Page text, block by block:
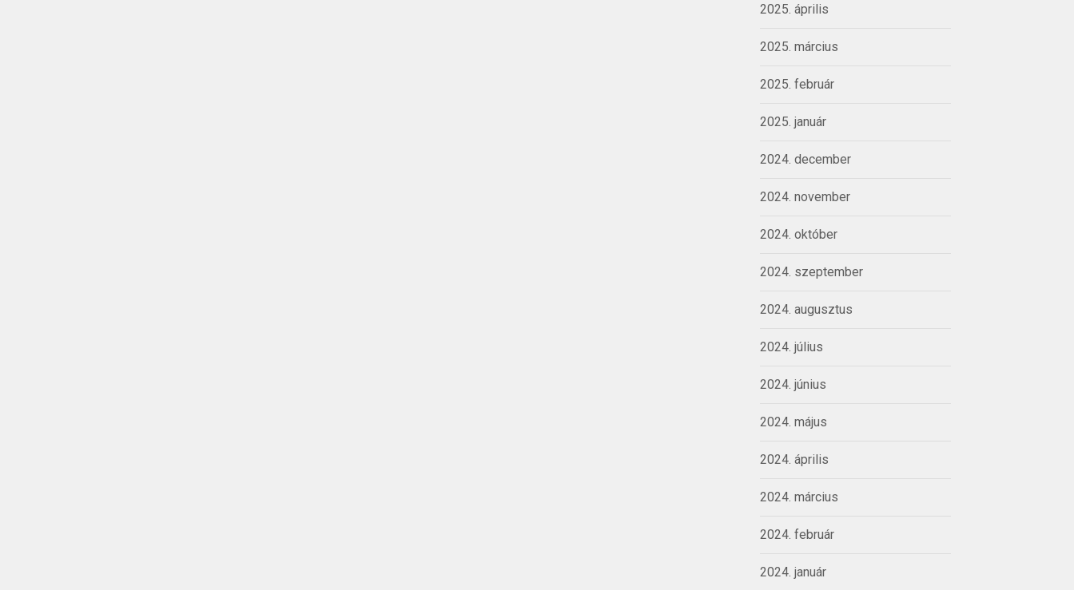
2025. április
2025. március
2025. február
2025. január
2024. december
2024. november
2024. október
2024. szeptember
2024. augusztus
2024. július
2024. június
2024. május
2024. április
2024. március
2024. február
2024. január